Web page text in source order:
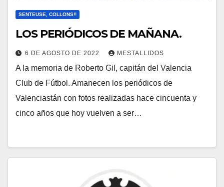
SENTEUSE, COLLONS!!
LOS PERIÓDICOS DE MAÑANA.
6 DE AGOSTO DE 2022 MESTALLIDOS
A la memoria de Roberto Gil, capitán del Valencia
Club de Fútbol. Amanecen los periódicos de
Valenciastán con fotos realizadas hace cincuenta y
cinco años que hoy vuelven a ser…